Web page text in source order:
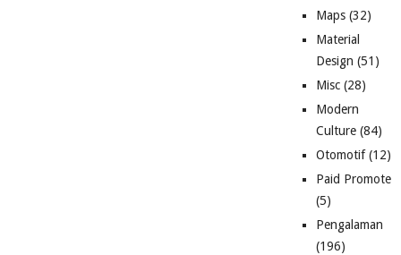
Maps (32)
Material
Design (51)
Misc (28)
Modern
Culture (84)
Otomotif(12)
Paid Promote
(5)
Pengalaman
(196)